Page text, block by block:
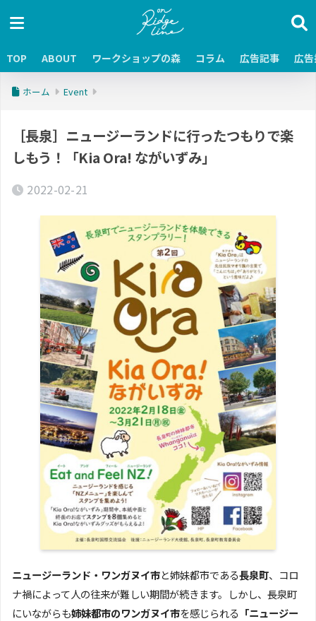
TOP ABOUT ワークショップの森 コラム 広告記事 広
ホーム Event
［長泉］ニュージーランドに行ったつもりで楽
しもう！「Kia Ora! ながいずみ」
2022-02-21
ニュージーランド・ワンガヌイ市と姉妹都市である長泉町、コロ
ナ禍によって人の往来が難しい期間が続きます。しかし、長泉町
にいながらも姉妹都市のワンガヌイ市を感じられる 「ニュージー